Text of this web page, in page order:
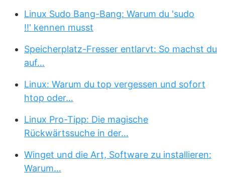
Linux Sudo Bang-Bang: Warum du 'sudo
!!' kennen musst
Speicherplatz-Fresser entlarvt: So machst du
auf…
Linux: Warum du top vergessen und sofort
htop oder…
Linux Pro-Tipp: Die magische
Rückwärtssuche in der…
Winget und die Art, Software zu installieren:
Warum…